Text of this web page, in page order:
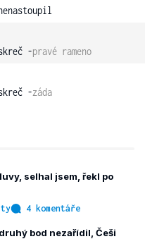
-pravé rameno
-záda
selhal jsem, řekl po
4 komentáře
bod nezařídil, Češi